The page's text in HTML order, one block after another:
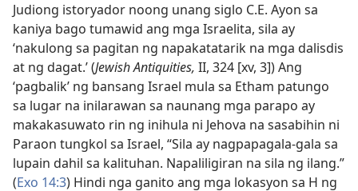
Judiong istoryador noong unang siglo C.E. Ayon sa
kaniya bago tumawid ang mga Israelita, sila ay
‘nakulong sa pagitan ng napakatatarik na mga dalisdis
at ng dagat.’ (Jewish Antiquities, II, 324 [xv, 3]) Ang
‘pagbalik’ ng bansang Israel mula sa Etham patungo
sa lugar na inilarawan sa naunang mga parapo ay
makakasuwato rin ng inihula ni Jehova na sasabihin ni
Paraon tungkol sa Israel, “Sila ay nagpapagala-gala sa
lupain dahil sa kalituhan. Napaliligiran na sila ng ilang.”
(Exo 14:3) Hindi nga ganito ang mga lokasyon sa H ng